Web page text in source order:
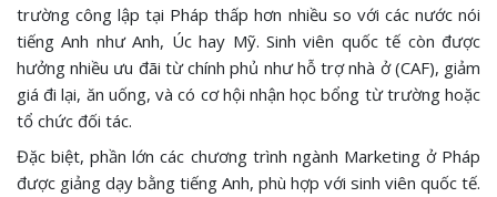
trường công lập tại Pháp thấp hơn nhiều so với các nước nói
tiếng Anh như Anh, Úc hay Mỹ. Sinh viên quốc tế còn được
hưởng nhiều ưu đãi từ chính phủ như hỗ trợ nhà ở (CAF), giảm
giá đi lại, ăn uống, và có cơ hội nhận học bổng từ trường hoặc
tổ chức đối tác.
Đặc biệt, phần lớn các chương trình ngành Marketing ở Pháp
được giảng dạy bằng tiếng Anh, phù hợp với sinh viên quốc tế.